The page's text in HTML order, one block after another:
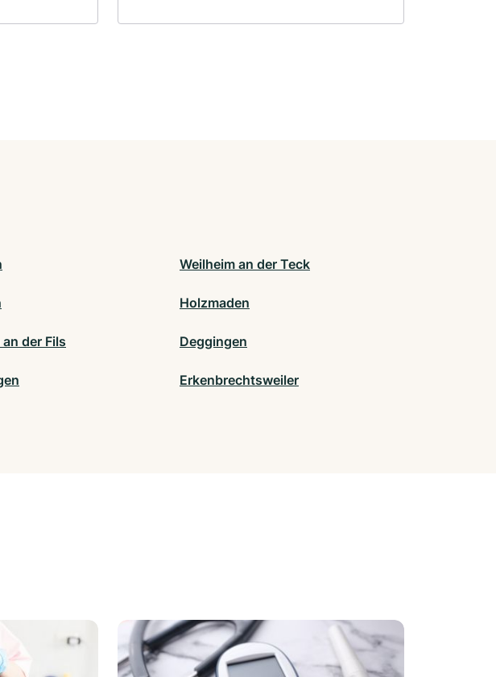
Weilheim an der Teck
Holzmaden
der Fils Deggingen
Erkenbrechtsweiler